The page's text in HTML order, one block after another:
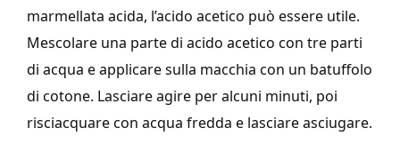
marmellata acida, l’acido acetico può essere utile.
Mescolare una parte di acido acetico con tre parti
di acqua e applicare sulla macchia con un batuffolo
di cotone. Lasciare agire per alcuni minuti, poi
risciacquare con acqua fredda e lasciare asciugare.